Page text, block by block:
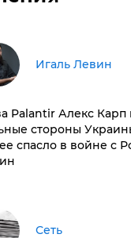
Игаль Левин
Palantir Алекс Карп
стороны
спасло в войне с
Сеть